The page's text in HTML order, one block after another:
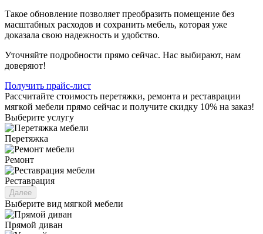
Такое обновление позволяет преобразить помещение без
масштабных расходов и сохранить мебель, которая уже
доказала свою надежность и удобство.
Уточняйте подробности прямо сейчас. Нас выбирают, нам
доверяют!
Получить прайс-лист
Рассчитайте стоимость перетяжки, ремонта и реставрации
мягкой мебели прямо сейчас и получите скидку 10% на заказ!
Выберите услугу
Перетяжка
Ремонт
Реставрация
Далее
Выберите вид мягкой мебели
Прямой диван